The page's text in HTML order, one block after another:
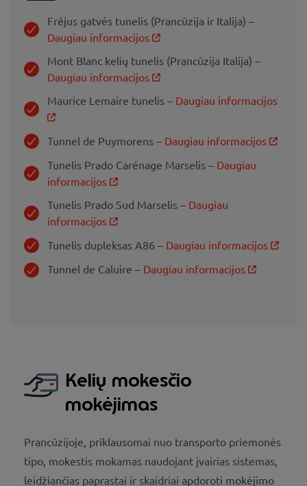
Fréjus gatvės tunelis (Prancūzija ir Italija) –
Daugiau informacijos
Mont Blanc kelių tunelis (Prancūzija Italija) –
Daugiau informacijos
Maurice Lemaire tunelis – Daugiau informacijos
Tunnel de Puymorens – Daugiau informacijos
Tunelis Prado Carénage Marselis – Daugiau
informacijos
Tunelis Prado Sud Marselis – Daugiau
informacijos
Tunelis dupleksas A86 – Daugiau informacijos
Tunnel de Caluire – Daugiau informacijos
Kelių mokesčio
mokėjimas
Prancūzijoje, priklausomai nuo transporto priemonės
tipo, mokestis mokamas naudojant įvairias sistemas,
leidžiančias paprastai ir skaidriai apdoroti mokėjimo